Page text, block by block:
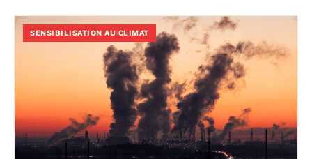
SENSIBILISATION AU CLIMAT